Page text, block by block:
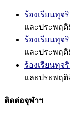
ร้องเรียนทุจ
และประพฤ
ร้องเรียนทุจ
และประพฤ
ร้องเรียนทุจ
และประพฤ
ติดต่อจุฬาฯ